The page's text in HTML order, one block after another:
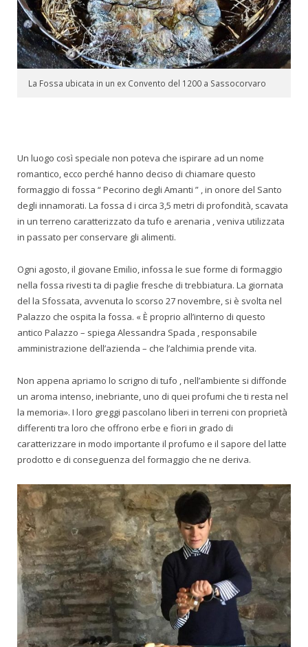
La Fossa ubicata in un ex Convento del 1200 a Sassocorvaro
Un luogo così speciale non poteva che ispirare ad un nome
romantico, ecco perché hanno deciso di chiamare questo
formaggio di fossa “ Pecorino degli Amanti ” , in onore del Santo
degli innamorati. La fossa d i circa 3,5 metri di profondità, scavata
in un terreno caratterizzato da tufo e arenaria , veniva utilizzata
in passato per conservare gli alimenti.
Ogni agosto, il giovane Emilio, infossa le sue forme di formaggio
nella fossa rivesti ta di paglie fresche di trebbiatura. La giornata
del la Sfossata, avvenuta lo scorso 27 novembre, si è svolta nel
Palazzo che ospita la fossa. « È proprio all’interno di questo
antico Palazzo – spiega Alessandra Spada , responsabile
amministrazione dell’azienda – che l’alchimia prende vita.
Non appena apriamo lo scrigno di tufo , nell’ambiente si diffonde
un aroma intenso, inebriante, uno di quei profumi che ti resta nel
la memoria». I loro greggi pascolano liberi in terreni con proprietà
differenti tra loro che offrono erbe e fiori in grado di
caratterizzare in modo importante il profumo e il sapore del latte
prodotto e di conseguenza del formaggio che ne deriva.